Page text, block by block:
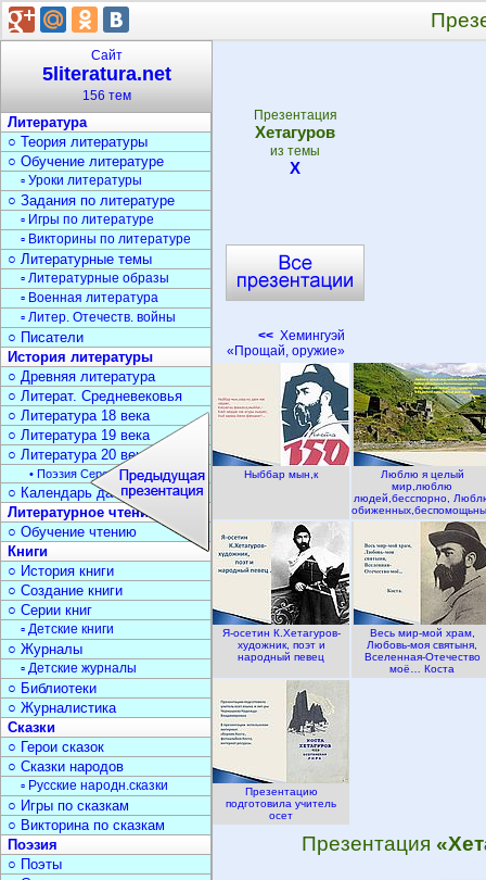
Презентация
Хетагуров
из темы
Х
<< Хемингуэй
«Прощай, оружие»
Ныббар мын,к
Люблю я целый
мир,люблю
людей,бесспорно,
Я-осетин К.Хетагуров-
художник, поэт и
народный певец
Весь мир-мой храм,
Любовь-моя святыня,
Вселенная-Отечество
моё… Коста
Презентацию
подготовила учитель
осет
Презентация
Сайт
5literatura.net
156 тем
Литература
○ Теория литературы
○ Обучение литературе
▫ Уроки литературы
○ Задания по литературе
▫ Игры по литературе
▫ Викторины по литературе
○ Литературные темы
▫ Литературные образы
▫ Военная литература
▫ Литер. Отечеств. войны
○ Писатели
История литературы
○ Древняя литература
○ Литерат. Средневековья
○ Литература 18 века
○ Литература 19 века
○ Литература 20 века
• Поэзия Серебрян. века
○ Календарь дат
Литературное чтение
○ Обучение чтению
Книги
○ История книги
○ Создание книги
○ Серии книг
▫ Детские книги
○ Журналы
▫ Детские журналы
○ Библиотеки
○ Журналистика
Сказки
○ Герои сказок
○ Сказки народов
▫ Русские народн.сказки
○ Игры по сказкам
○ Викторина по сказкам
Поэзия
○ Поэты